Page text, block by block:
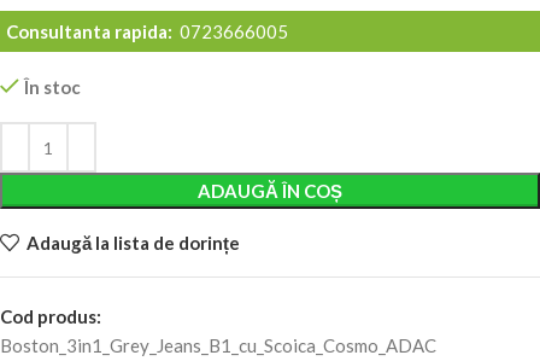
Consultanta rapida: 0723666005
În stoc
ADAUGĂ ÎN COȘ
Adaugă la lista de dorințe
Cod produs:
Boston_3in1_Grey_Jeans_B1_cu_Scoica_Cosmo_ADAC